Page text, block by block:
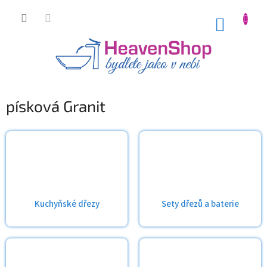
písková Granit
Kuchyňské dřezy Sety dřezů a baterie